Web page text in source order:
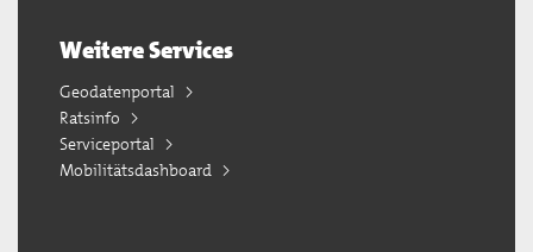
Weitere Services
Geodatenportal
Ratsinfo
Serviceportal
Mobilitätsdashboard